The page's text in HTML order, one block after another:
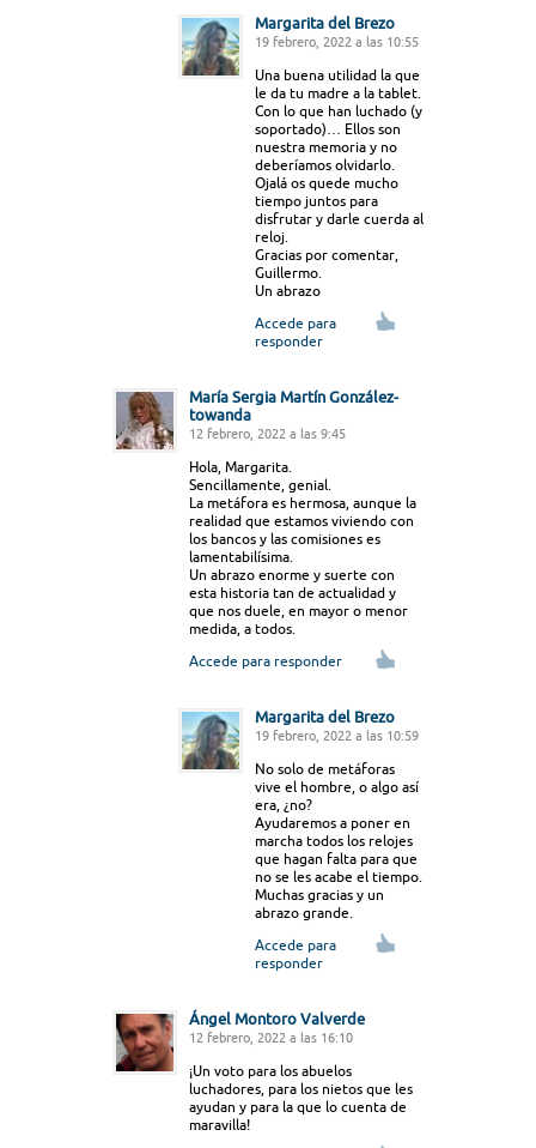
Margarita del Brezo
19 febrero, 2022 a las 10:55
Una buena utilidad la que
le da tu madre a la tablet.
Con lo que han luchado (y
soportado)… Ellos son
nuestra memoria y no
deberíamos olvidarlo.
Ojalá os quede mucho
tiempo juntos para
disfrutar y darle cuerda al
reloj.
Gracias por comentar,
Guillermo.
Un abrazo
Accede para
responder
María Sergia Martín González-
towanda
12 febrero, 2022 a las 9:45
Hola, Margarita.
Sencillamente, genial.
La metáfora es hermosa, aunque la
realidad que estamos viviendo con
los bancos y las comisiones es
lamentabilísima.
Un abrazo enorme y suerte con
esta historia tan de actualidad y
que nos duele, en mayor o menor
medida, a todos.
Accede para responder
Margarita del Brezo
19 febrero, 2022 a las 10:59
No solo de metáforas
vive el hombre, o algo así
era, ¿no?
Ayudaremos a poner en
marcha todos los relojes
que hagan falta para que
no se les acabe el tiempo.
Muchas gracias y un
abrazo grande.
Accede para
responder
Ángel Montoro Valverde
12 febrero, 2022 a las 16:10
¡Un voto para los abuelos
luchadores, para los nietos que les
ayudan y para la que lo cuenta de
maravilla!